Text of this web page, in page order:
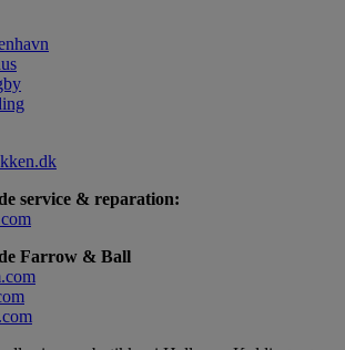
service & reparation:
Farrow & Ball